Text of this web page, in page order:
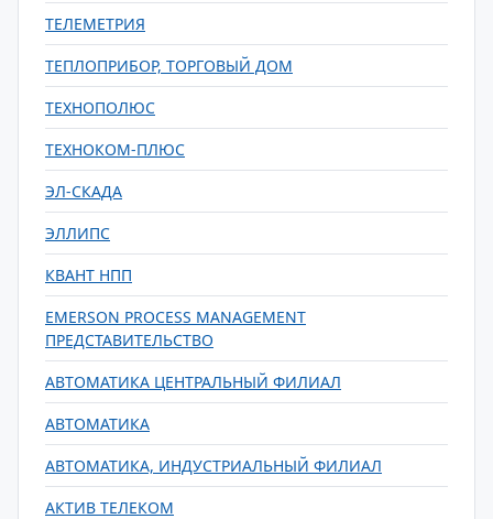
ТЕЛЕМЕТРИЯ
ТЕПЛОПРИБОР, ТОРГОВЫЙ ДОМ
ТЕХНОПОЛЮС
ТЕХНОКОМ-ПЛЮС
ЭЛ-СКАДА
ЭЛЛИПС
КВАНТ НПП
EMERSON PROCESS MANAGEMENT
ПРЕДСТАВИТЕЛЬСТВО
АВТОМАТИКА ЦЕНТРАЛЬНЫЙ ФИЛИАЛ
АВТОМАТИКА
АВТОМАТИКА, ИНДУСТРИАЛЬНЫЙ ФИЛИАЛ
АКТИВ ТЕЛЕКОМ